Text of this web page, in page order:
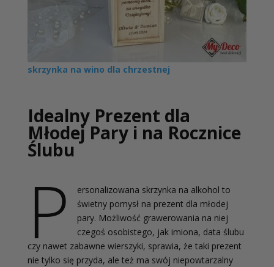
skrzynka na wino dla chrzestnej
Idealny Prezent dla
Młodej Pary i na Rocznice
Ślubu
P
ersonalizowana skrzynka na alkohol to
świetny pomysł na prezent dla młodej
pary. Możliwość grawerowania na niej
czegoś osobistego, jak imiona, data ślubu
czy nawet zabawne wierszyki, sprawia, że taki prezent
nie tylko się przyda, ale też ma swój niepowtarzalny